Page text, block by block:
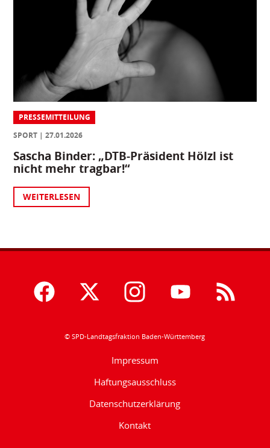
PRESSEMITTEILUNG
SPORT
27.01.2026
Sascha Binder: „DTB-Präsident Hölzl ist
nicht mehr tragbar!“
WEITERLESEN
© SPD-Landtagsfraktion Baden-Württemberg
Impressum
Haftungsausschluss
Datenschutzerklärung
Kontakt